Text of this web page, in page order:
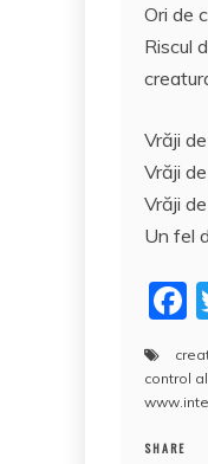
Ori de
Riscul
Vrăji
Vrăji
Vrăji
Un fel
F
a
c
e
control
SHARE